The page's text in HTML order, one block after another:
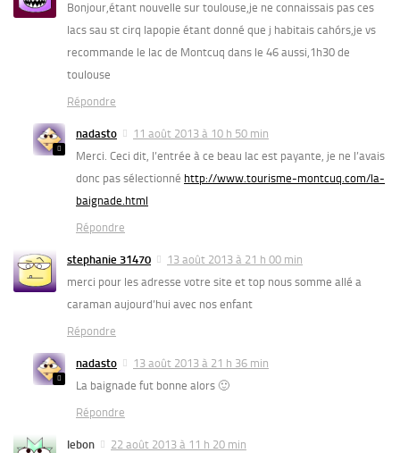
Bonjour,étant nouvelle sur toulouse,je ne connaissais pas ces
lacs sau st cirq lapopie étant donné que j habitais cahórs,je vs
recommande le lac de Montcuq dans le 46 aussi,1h30 de
toulouse
Répondre
nadasto
11 août 2013 à 10 h 50 min
Merci. Ceci dit, l’entrée à ce beau lac est payante, je ne l’avais
donc pas sélectionné http://www.tourisme-montcuq.com/la-
baignade.html
Répondre
stephanie 31470
13 août 2013 à 21 h 00 min
merci pour les adresse votre site et top nous somme allé a
caraman aujourd’hui avec nos enfant
Répondre
nadasto
13 août 2013 à 21 h 36 min
La baignade fut bonne alors 🙂
Répondre
lebon
22 août 2013 à 11 h 20 min